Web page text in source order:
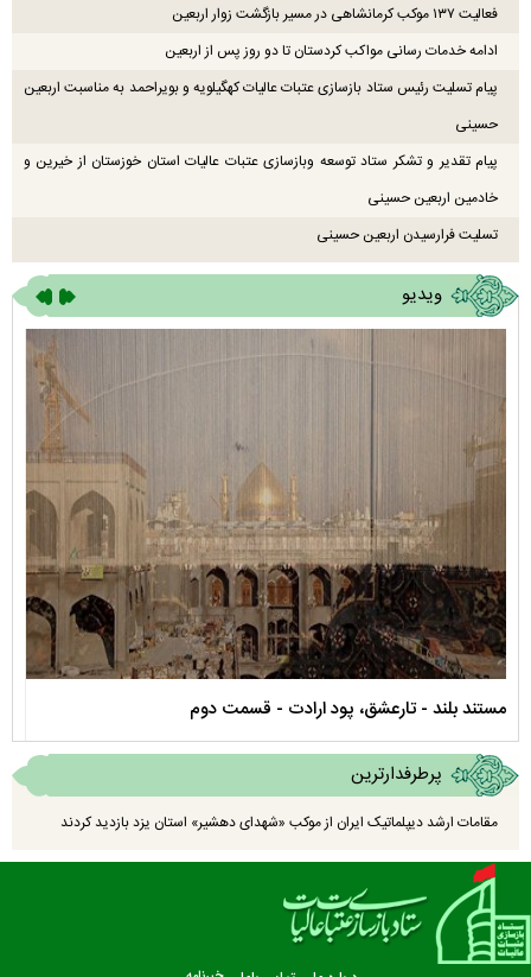
فعالیت ۱۳۷ موکب کرمانشاهی در مسیر بازگشت زوار اربعین
ادامه خدمات رسانی مواکب کردستان تا دو روز پس از اربعین
پیام تسلیت رئیس ستاد بازسازی عتبات عالیات کهگیلویه و بویراحمد به مناسبت اربعین
حسینی
پیام تقدیر و تشکر ستاد توسعه وبازسازی عتبات عالیات استان خوزستان از خیرین و
خادمین اربعین حسینی
تسلیت فرارسیدن اربعین حسینی
ویدیو
مستند بلند - تارعشق، پود ارادت - قسمت دوم
پرطرفدارترین
مقامات ارشد دیپلماتیک ایران از موکب «شهدای دهشیر» استان یزد بازدید کردند